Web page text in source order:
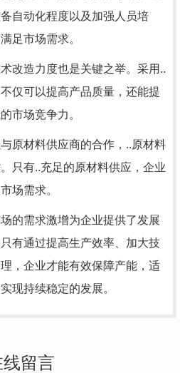
自动化程度以及加强人员培
足市场需求。
改造力度也是关键之举。采用..
仅可以提高产品质量，还能提
市场竞争力。
原材料供应商的合作，..原材料
只有..充足的原材料供应，企业
场需求。
的需求激增为企业提供了发展
有通过提高生产效率、加大技
，企业才能有效保障产能，适
现持续稳定的发展。
留言